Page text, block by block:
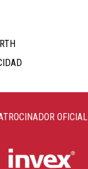
OFICIAL